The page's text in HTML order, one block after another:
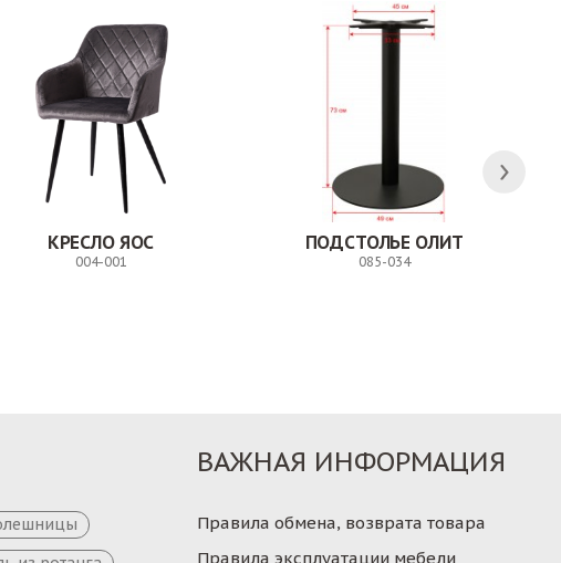
КРЕСЛО ЯОС
004-001
ПОДСТОЛЬЕ ОЛИТ
085-034
ВАЖНАЯ ИНФОРМАЦИЯ
Правила обмена, возврата товара
Правила эксплуатации мебели